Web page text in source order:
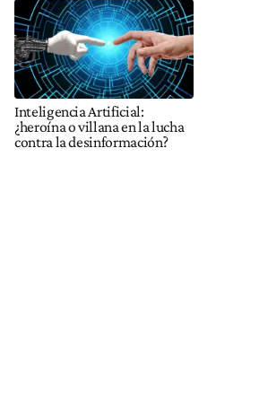
Inteligencia Artificial:
¿heroína o villana en la lucha
contra la desinformación?